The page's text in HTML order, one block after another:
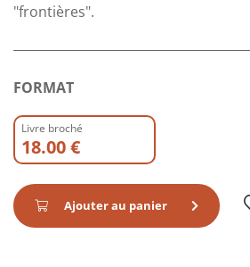
"frontières".
FORMAT
Livre broché
18.00 €
Ajouter au panier